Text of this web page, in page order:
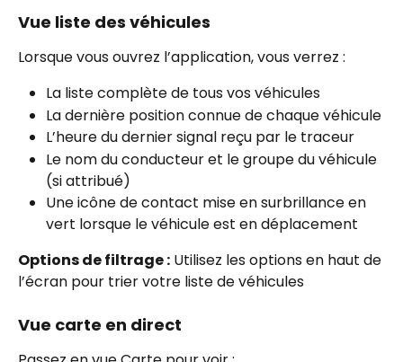
Vue liste des véhicules
Lorsque vous ouvrez l’application, vous verrez :
La liste complète de tous vos véhicules
La dernière position connue de chaque véhicule
L’heure du dernier signal reçu par le traceur
Le nom du conducteur et le groupe du véhicule
(si attribué)
Une icône de contact mise en surbrillance en
vert lorsque le véhicule est en déplacement
Options de filtrage : Utilisez les options en haut de
l’écran pour trier votre liste de véhicules
Vue carte en direct